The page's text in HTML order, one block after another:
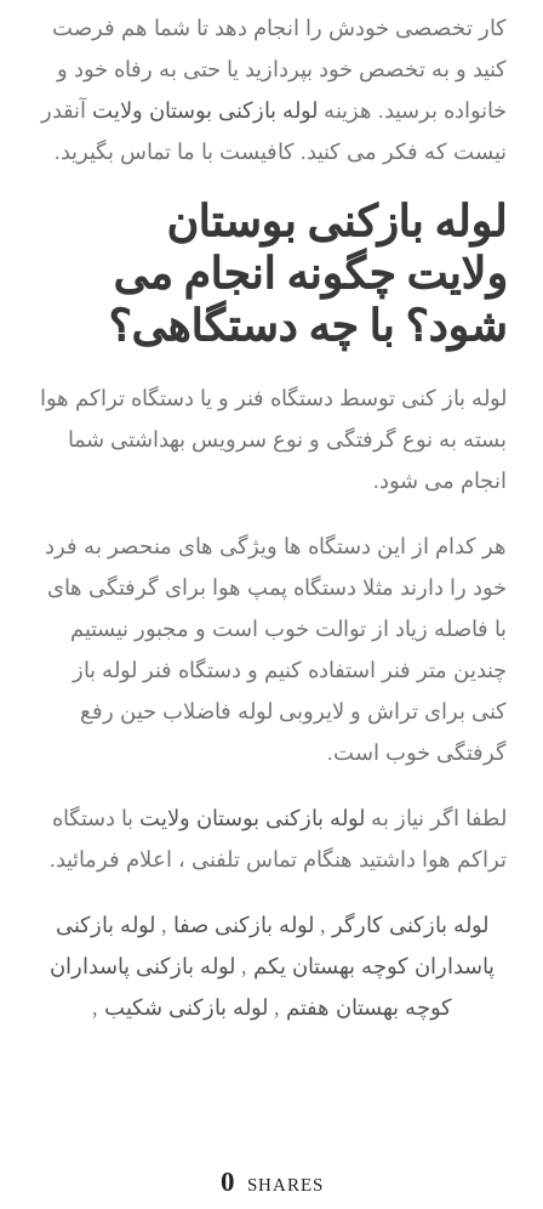
کار تخصصی خودش را انجام دهد تا شما هم فرصت
کنید و به تخصص خود بپردازید یا حتی به رفاه خود و
خانواده برسید. هزینه لوله بازکنی بوستان ولایت آنقدر
نیست که فکر می کنید. کافیست با ما تماس بگیرید.
لوله بازکنی بوستان
ولایت چگونه انجام می
شود؟ با چه دستگاهی؟
لوله باز کنی توسط دستگاه فنر و یا دستگاه تراکم هوا
بسته به نوع گرفتگی و نوع سرویس بهداشتی شما
انجام می شود.
هر کدام از این دستگاه ها ویژگی های منحصر به فرد
خود را دارند مثلا دستگاه پمپ هوا برای گرفتگی های
با فاصله زیاد از توالت خوب است و مجبور نیستیم
چندین متر فنر استفاده کنیم و دستگاه فنر لوله باز
کنی برای تراش و لایروبی لوله فاضلاب حین رفع
گرفتگی خوب است.
لطفا اگر نیاز به لوله بازکنی بوستان ولایت با دستگاه
تراکم هوا داشتید هنگام تماس تلفنی ، اعلام فرمائید.
لوله بازکنی کارگر , لوله بازکنی صفا , لوله بازکنی
پاسداران کوچه بهستان یکم , لوله بازکنی پاسداران
کوچه بهستان هفتم , لوله بازکنی شکیب ,
0 SHARES